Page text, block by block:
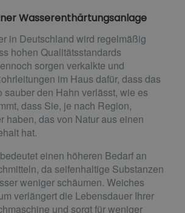
Wasserenthärtungsanlage
in Deutschland wird regelmäßig
hohen Qualitätsstandards
sorgen verkalkte und
im Haus dafür, dass das
sauber den Hahn verlässt, wie es
dass Sie, je nach Region,
haben, das von Natur aus einen
hat.
einen höheren Bedarf an
da seifenhaltige Substanzen
weniger schäumen. Weiches
verlängert die Lebensdauer Ihrer
und sorgt für weniger